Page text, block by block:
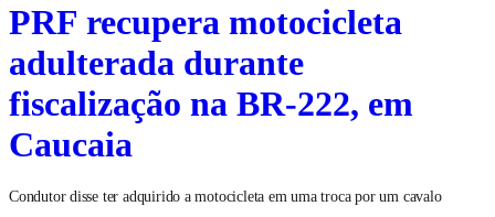
PRF recupera motocicleta
adulterada durante
fiscalização na BR-222, em
Caucaia
Condutor disse ter adquirido a motocicleta em uma troca por um cavalo